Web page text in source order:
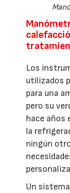
Los
utilizados
para una
pero su
hace años
la
ningún
Un